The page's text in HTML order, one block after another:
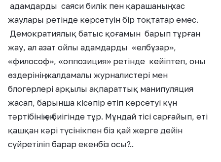
адамдарды саяси билік пен қарашаның хас
жаулары ретінде көрсетуін бір тоқтатар емес.
Демократиялық батыс қоғамын барып тұрған
жау, ал азат ойлы адамдарды «елбұзар»,
«философ», «оппозиция» ретінде кейіптеп, оны
өздерінің жалдамалы журналистері мен
блогерлері арқылы ақпараттық манипуляция
жасап, барынша кісәпір етіп көрсетуі күн
тәртібінің ең биігінде тұр. Мұндай тісі сарғайып, еті
қашқан кәрі түсінікпен біз қай жерге дейін
сүйретіліп барар екенбіз осы?..